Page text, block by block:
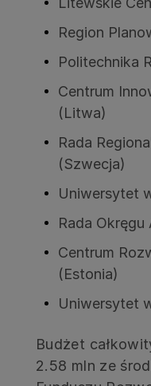
Region
Politechnika
Centrum
(Litwa)
Rada
(Szwecja)
Uniwersytet
Rada
Centrum
(Estonia)
Uniwersytet
Budżet
2.58 mln ze